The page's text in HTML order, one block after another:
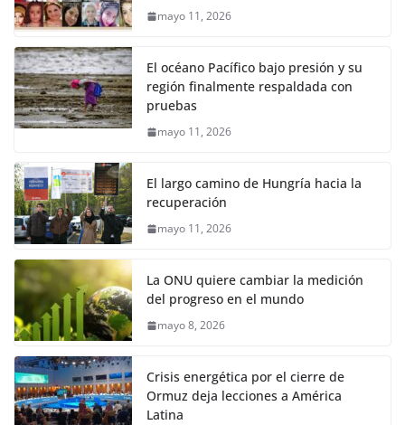
mayo 11, 2026
El océano Pacífico bajo presión y su
región finalmente respaldada con
pruebas
mayo 11, 2026
El largo camino de Hungría hacia la
recuperación
mayo 11, 2026
La ONU quiere cambiar la medición
del progreso en el mundo
mayo 8, 2026
Crisis energética por el cierre de
Ormuz deja lecciones a América
Latina